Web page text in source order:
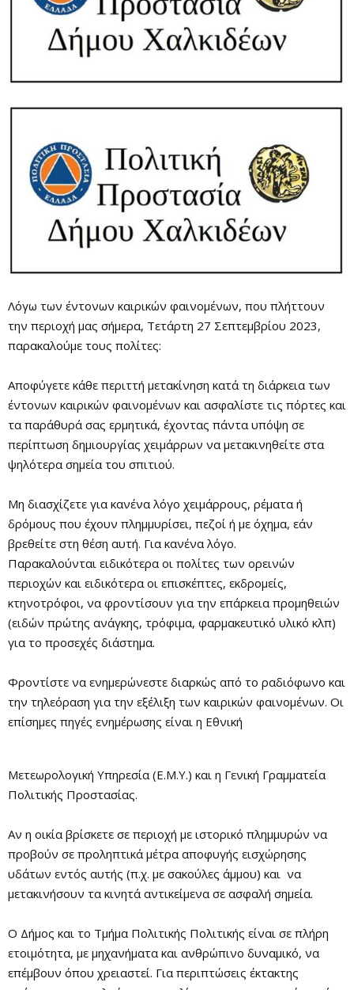
Λόγω των έντονων καιρικών φαινομένων, που πλήττουν
την περιοχή μας σήμερα, Τετάρτη 27 Σεπτεμβρίου 2023,
παρακαλούμε τους πολίτες:
Αποφύγετε κάθε περιττή μετακίνηση κατά τη διάρκεια των
έντονων καιρικών φαινομένων και ασφαλίστε τις πόρτες και
τα παράθυρά σας ερμητικά, έχοντας πάντα υπόψη σε
περίπτωση δημιουργίας χειμάρρων να μετακινηθείτε στα
ψηλότερα σημεία του σπιτιού.
Μη διασχίζετε για κανένα λόγο χειμάρρους, ρέματα ή
δρόμους που έχουν πλημμυρίσει, πεζοί ή με όχημα, εάν
βρεθείτε στη θέση αυτή. Για κανένα λόγο.
Παρακαλούνται ειδικότερα οι πολίτες των ορεινών
περιοχών και ειδικότερα οι επισκέπτες, εκδρομείς,
κτηνοτρόφοι, να φροντίσουν για την επάρκεια προμηθειών
(ειδών πρώτης ανάγκης, τρόφιμα, φαρμακευτικό υλικό κλπ)
για το προσεχές διάστημα.
Φροντίστε να ενημερώνεστε διαρκώς από το ραδιόφωνο και
την τηλεόραση για την εξέλιξη των καιρικών φαινομένων. Οι
επίσημες πηγές ενημέρωσης είναι η Εθνική
Μετεωρολογική Υπηρεσία (Ε.Μ.Υ.) και η Γενική Γραμματεία
Πολιτικής Προστασίας.
Αν η οικία βρίσκετε σε περιοχή με ιστορικό πλημμυρών να
προβούν σε προληπτικά μέτρα αποφυγής εισχώρησης
υδάτων εντός αυτής (π.χ. με σακούλες άμμου) και να
μετακινήσουν τα κινητά αντικείμενα σε ασφαλή σημεία.
Ο Δήμος και το Τμήμα Πολιτικής Πολιτικής είναι σε πλήρη
ετοιμότητα, με μηχανήματα και ανθρώπινο δυναμικό, να
επέμβουν όπου χρειαστεί. Για περιπτώσεις έκτακτης